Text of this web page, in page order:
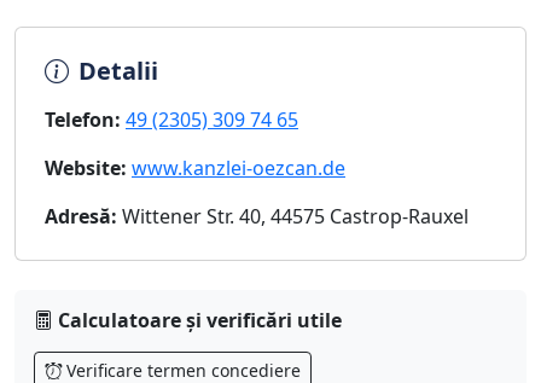
Detalii
Telefon: 49 (2305) 309 74 65
Website: www.kanzlei-oezcan.de
Adresă: Wittener Str. 40, 44575 Castrop-Rauxel
Calculatoare și verificări utile
Verificare termen concediere